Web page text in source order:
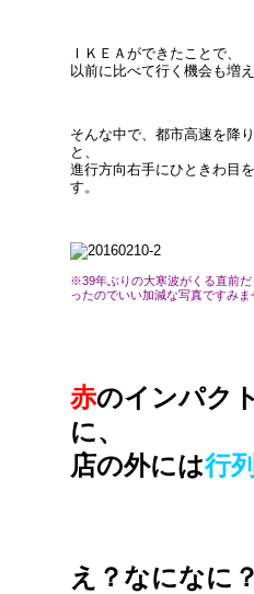
ＩＫＥＡができたことで、
以前に比べて行く機会も増
そんな中で、都市高速を降
と、
進行方向右手にひときわ目
す。
※39年ぶりの大寒波がくる直前だ
ったのでいい加減な写真ですみま
赤のインパク
に、
店の外には行列
え？なになに？